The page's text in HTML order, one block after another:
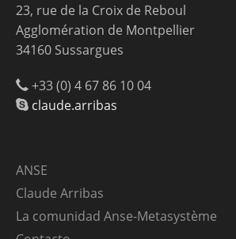
23, rue de la Croix de Reboul
Agglomération de Montpellier
34160 Sussargues
+33 (0) 4 67 86 10 04
claude.arribas
ANSE
Claude Arribas
La comunidad Anse-Metasystème